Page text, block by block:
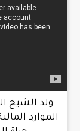
ولد الشيخ
الموارد